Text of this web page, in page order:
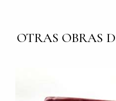
OTRAS OBRAS